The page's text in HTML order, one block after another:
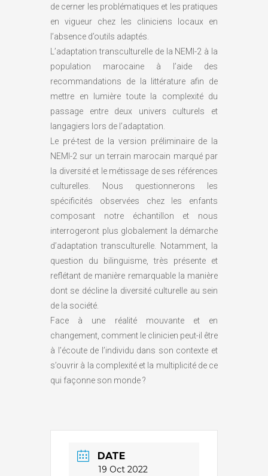
de cerner les problématiques et les pratiques
en vigueur chez les cliniciens locaux en
l’absence d’outils adaptés.
L’adaptation transculturelle de la NEMI-2 à la
population marocaine à l’aide des
recommandations de la littérature afin de
mettre en lumière toute la complexité du
passage entre deux univers culturels et
langagiers lors de l’adaptation.
Le pré-test de la version préliminaire de la
NEMI-2 sur un terrain marocain marqué par
la diversité et le métissage de ses références
culturelles. Nous questionnerons les
spécificités observées chez les enfants
composant notre échantillon et nous
interrogeront plus globalement la démarche
d’adaptation transculturelle. Notamment, la
question du bilinguisme, très présente et
reflétant de manière remarquable la manière
dont se décline la diversité culturelle au sein
de la société.
Face à une réalité mouvante et en
changement, comment le clinicien peut-il être
à l’écoute de l’individu dans son contexte et
s’ouvrir à la complexité et la multiplicité de ce
qui façonne son monde ?
DATE
19 Oct 2022